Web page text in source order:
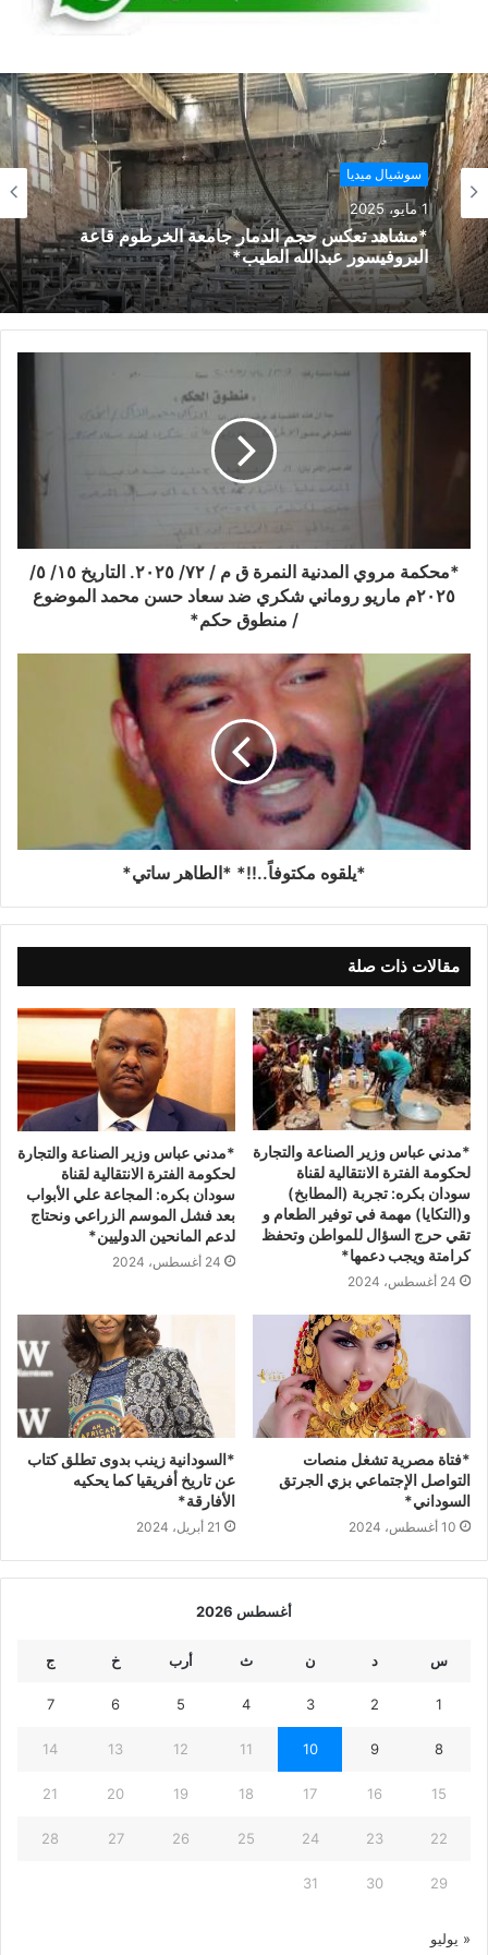
سوشيال ميديا
1 مايو، 2025
*مشاهد تعكس حجم الدمار جامعة الخرطوم قاعة
البروفيسور عبدالله الطيب*
*محكمة مروي المدنية النمرة ق م / ٧٢/ ٢٠٢٥. التاريخ ١٥/ ٥/
٢٠٢٥م ماريو روماني شكري ضد سعاد حسن محمد الموضوع
/ منطوق حكم*
*يلقوه مكتوفاً..!!* *الطاهر ساتي*
مقالات ذات صلة
*مدني عباس وزير الصناعة والتجارة
لحكومة الفترة الانتقالية لقناة
سودان بكره: تجربة (المطابخ)
و(التكايا) مهمة في توفير الطعام و
تقي حرج السؤال للمواطن وتحفظ
كرامتة ويجب دعمها*
24 أغسطس، 2024
*مدني عباس وزير الصناعة والتجارة
لحكومة الفترة الانتقالية لقناة
سودان بكره: المجاعة علي الأبواب
بعد فشل الموسم الزراعي ونحتاج
لدعم المانحين الدوليين*
24 أغسطس، 2024
*فتاة مصرية تشغل منصات
التواصل الإجتماعي بزي الجرتق
السوداني*
10 أغسطس، 2024
*السودانية زينب بدوى تطلق كتاب
عن تاريخ أفريقيا كما يحكيه
الأفارقة*
21 أبريل، 2024
أغسطس 2026
س د ن ث أرب خ ج
1
2
3
4
5
6
7
8
9
10
11
12
13
14
15
16
17
18
19
20
21
22
23
24
25
26
27
28
29
30
31
« يوليو